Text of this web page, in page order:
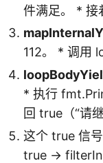
件满足。 * 接
112。 * 调用
* 执行
回 true（“请继
这个 true 信
true ->